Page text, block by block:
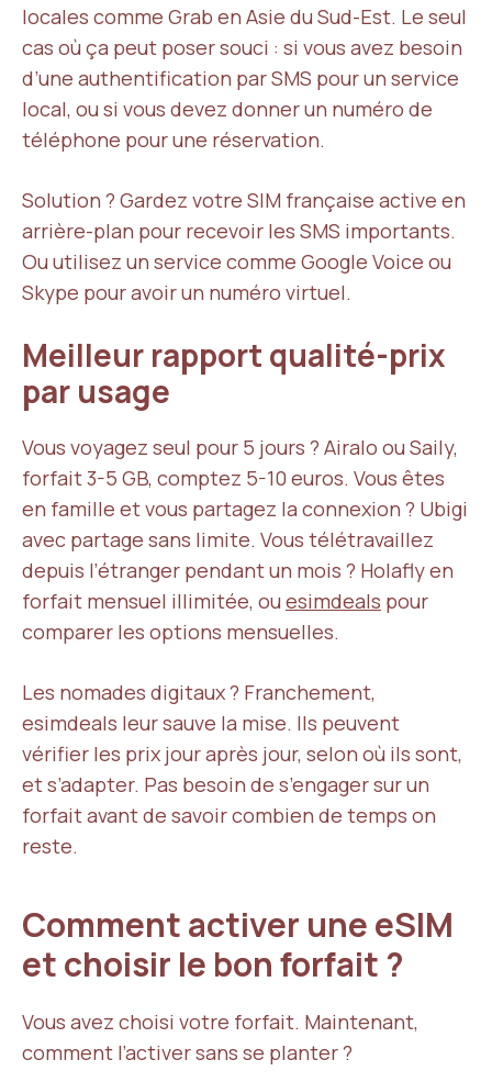
locales comme Grab en Asie du Sud-Est. Le seul
cas où ça peut poser souci : si vous avez besoin
d’une authentification par SMS pour un service
local, ou si vous devez donner un numéro de
téléphone pour une réservation.
Solution ? Gardez votre SIM française active en
arrière-plan pour recevoir les SMS importants.
Ou utilisez un service comme Google Voice ou
Skype pour avoir un numéro virtuel.
Meilleur rapport qualité-prix
par usage
Vous voyagez seul pour 5 jours ? Airalo ou Saily,
forfait 3-5 GB, comptez 5-10 euros. Vous êtes
en famille et vous partagez la connexion ? Ubigi
avec partage sans limite. Vous télétravaillez
depuis l’étranger pendant un mois ? Holafly en
forfait mensuel illimitée, ou esimdeals pour
comparer les options mensuelles.
Les nomades digitaux ? Franchement,
esimdeals leur sauve la mise. Ils peuvent
vérifier les prix jour après jour, selon où ils sont,
et s’adapter. Pas besoin de s’engager sur un
forfait avant de savoir combien de temps on
reste.
Comment activer une eSIM
et choisir le bon forfait ?
Vous avez choisi votre forfait. Maintenant,
comment l’activer sans se planter ?